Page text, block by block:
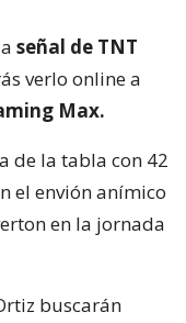
señal de TNT
verlo online a
Max.
de la tabla con 42
el envión anímico
en la jornada
buscarán